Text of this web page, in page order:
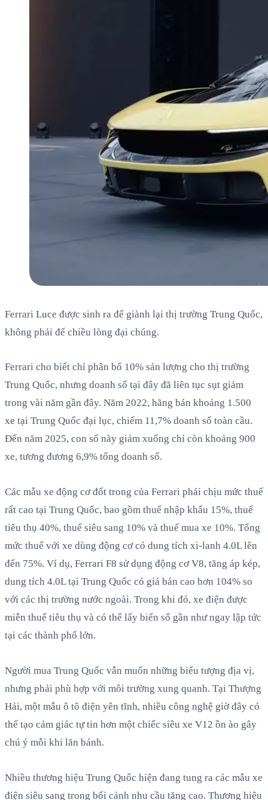
Ferrari Luce được sinh ra để giành lại thị trường Trung Quốc,
không phải để chiều lòng đại chúng.
Ferrari cho biết chỉ phân bổ 10% sản lượng cho thị trường
Trung Quốc, nhưng doanh số tại đây đã liên tục sụt giảm
trong vài năm gần đây. Năm 2022, hãng bán khoảng 1.500
xe tại Trung Quốc đại lục, chiếm 11,7% doanh số toàn cầu.
Đến năm 2025, con số này giảm xuống chỉ còn khoảng 900
xe, tương đương 6,9% tổng doanh số.
Các mẫu xe động cơ đốt trong của Ferrari phải chịu mức thuế
rất cao tại Trung Quốc, bao gồm thuế nhập khẩu 15%, thuế
tiêu thụ 40%, thuế siêu sang 10% và thuế mua xe 10%. Tổng
mức thuế với xe dùng động cơ có dung tích xi-lanh 4.0L lên
đến 75%. Ví dụ, Ferrari F8 sử dụng động cơ V8, tăng áp kép,
dung tích 4.0L tại Trung Quốc có giá bán cao hơn 104% so
với các thị trường nước ngoài. Trong khi đó, xe điện được
miễn thuế tiêu thụ và có thể lấy biển số gần như ngay lập tức
tại các thành phố lớn.
Người mua Trung Quốc vẫn muốn những biểu tượng địa vị,
nhưng phải phù hợp với môi trường xung quanh. Tại Thượng
Hải, một mẫu ô tô điện yên tĩnh, nhiều công nghệ giờ đây có
thể tạo cảm giác tự tin hơn một chiếc siêu xe V12 ồn ào gây
chú ý mỗi khi lăn bánh.
Nhiều thương hiệu Trung Quốc hiện đang tung ra các mẫu xe
điện siêu sang trong bối cảnh nhu cầu tăng cao. Thương hiệu